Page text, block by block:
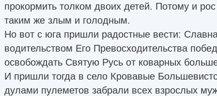
прокормить толком двоих детей. Потому и
таким же злым и голодным.
Но вот с юга пришли радостные вести:
водительством Его Превосходительства
освобождать Святую Русь от коварных
И пришли тогда в село Кровавые
дулами пулеметов забрали всех взрослых